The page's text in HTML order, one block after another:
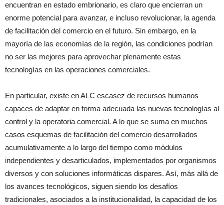
encuentran en estado embrionario, es claro que encierran un
enorme potencial para avanzar, e incluso revolucionar, la agenda
de facilitación del comercio en el futuro. Sin embargo, en la
mayoría de las economías de la región, las condiciones podrían
no ser las mejores para aprovechar plenamente estas
tecnologías en las operaciones comerciales.
En particular, existe en ALC escasez de recursos humanos
capaces de adaptar en forma adecuada las nuevas tecnologías al
control y la operatoria comercial. A lo que se suma en muchos
casos esquemas de facilitación del comercio desarrollados
acumulativamente a lo largo del tiempo como módulos
independientes y desarticulados, implementados por organismos
diversos y con soluciones informáticas dispares. Así, más allá de
los avances tecnológicos, siguen siendo los desafíos
tradicionales, asociados a la institucionalidad, la capacidad de los